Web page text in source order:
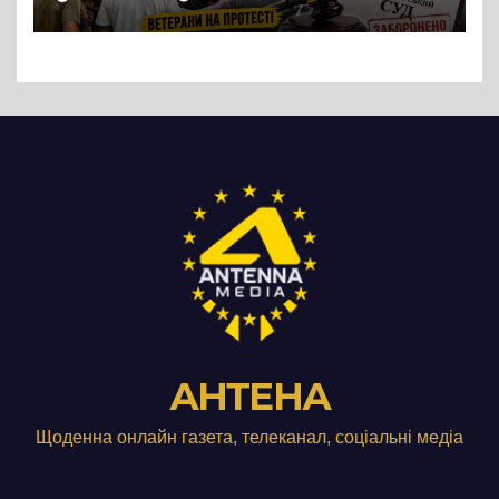
підприємства ТОВ «Омега
Три», що займається
АНТЕНА
Щоденна онлайн газета, телеканал, соціальні медіа